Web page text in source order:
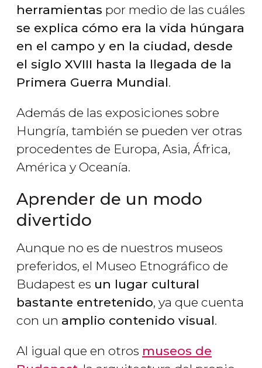
herramientas por medio de las cuáles
se explica cómo era la vida húngara
en el campo y en la ciudad, desde
el siglo XVIII hasta la llegada de la
Primera Guerra Mundial.
Además de las exposiciones sobre
Hungría, también se pueden ver otras
procedentes de Europa, Asia, África,
América y Oceanía.
Aprender de un modo
divertido
Aunque no es de nuestros museos
preferidos, el Museo Etnográfico de
Budapest es un lugar cultural
bastante entretenido, ya que cuenta
con un amplio contenido visual.
Al igual que en otros museos de